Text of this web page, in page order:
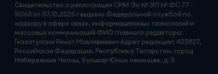
Свидетельство о регистрации СМИ Эл № ЭЛ № ФС 77 -
90168 от 07.10.2025 г выдано Федеральной службой по
надзору в сфере связи, информационных технологий и
массовых коммуникаций ФИО главного редактора:
Гиззатуллин Ренат Мавлявиевич Адрес редакции: 423827,
Российская Федерация, Республика Татарстан, город
Набережные Челны, бульвар Юных ленинцев, д. 9.